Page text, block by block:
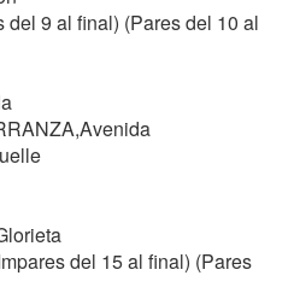
del 9 al final) (Pares del 10 al
del 15 al final) (Pares